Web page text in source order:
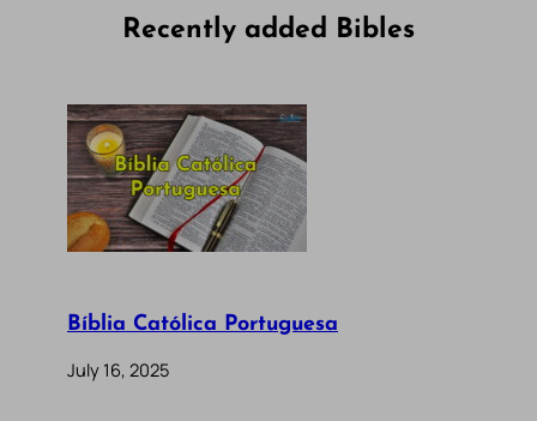
Recently added Bibles
Bíblia Católica Portuguesa
July 16, 2025